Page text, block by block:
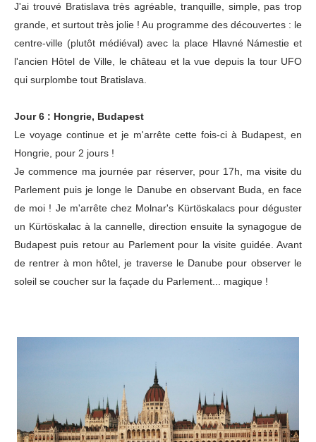
J'ai trouvé Bratislava très agréable, tranquille, simple, pas trop
grande, et surtout très jolie ! Au programme des découvertes : le
centre-ville (plutôt médiéval) avec la place Hlavné Námestie et
l'ancien Hôtel de Ville, le château et la vue depuis la tour UFO
qui surplombe tout Bratislava.
Jour 6 : Hongrie, Budapest
Le voyage continue et je m'arrête cette fois-ci à Budapest, en
Hongrie, pour 2 jours !
Je commence ma journée par réserver, pour 17h, ma visite du
Parlement puis je longe le Danube en observant Buda, en face
de moi ! Je m'arrête chez Molnar's Kürtöskalacs pour déguster
un Kürtöskalac à la cannelle, direction ensuite la synagogue de
Budapest puis retour au Parlement pour la visite guidée. Avant
de rentrer à mon hôtel, je traverse le Danube pour observer le
soleil se coucher sur la façade du Parlement... magique !